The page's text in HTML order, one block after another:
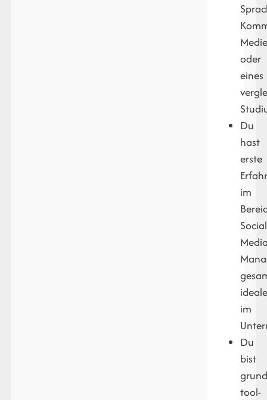
oder
eines
Du
hast
erste
im
Social
im
Du
bist
tool-